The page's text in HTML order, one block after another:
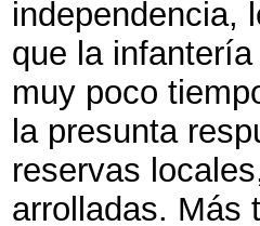
independencia,
que la
muy poco
la presunta
reservas
arrolladas. Más